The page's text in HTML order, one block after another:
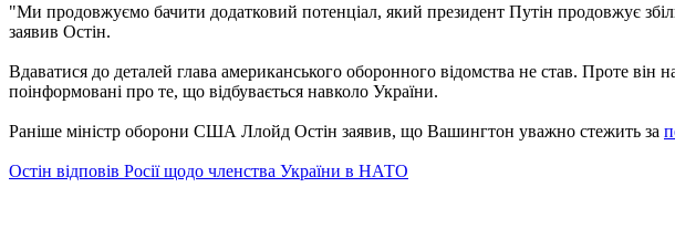
"Ми продовжуємо бачити додатковий потенціал, який президент Путін продовжує
заявив Остін.
Вдаватися до деталей глава американського оборонного відомства не став. Проте
поінформовані про те, що відбувається навколо України.
Раніше міністр оборони США Ллойд Остін заявив, що Вашингтон уважно стежить за
Остін відповів Росії щодо членства України в НАТО